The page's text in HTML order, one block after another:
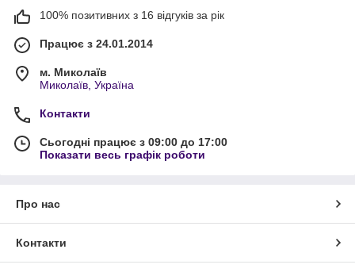
100% позитивних з 16 відгуків за рік
Працює з 24.01.2014
м. Миколаїв
Миколаїв, Україна
Контакти
Сьогодні працює з 09:00 до 17:00
Показати весь графік роботи
Про нас
Контакти